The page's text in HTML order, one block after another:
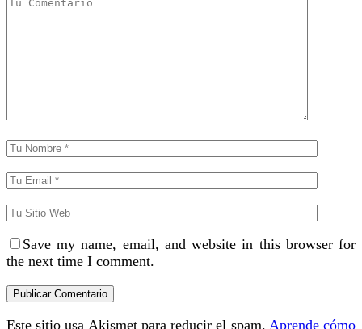
Save my name, email, and website in this browser for
the next time I comment.
Este sitio usa Akismet para reducir el spam. Aprende cómo